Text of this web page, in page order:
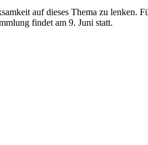
auf dieses Thema zu lenken.
findet am 9. Juni statt.